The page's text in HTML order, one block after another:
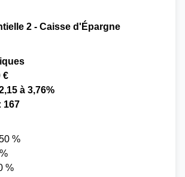
2 - Caisse d'Épargne
€
à 3,76%
167
%
%